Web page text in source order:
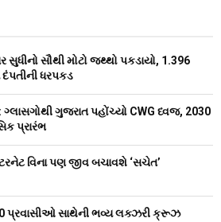
C
સૌથી મોટો જથ્થો પકડાયો, 1.396
દંપતીની ધરપકડ
ગુજરાત પહોંચ્યો CWG ધ્વજ, 2030
પ્રારંભ
વિના પણ જીવ બચાવશે ‘સચેત’
પ્રવાસીઓ સાથેની ભવ્ય લક્ઝરી ક્રૂઝ